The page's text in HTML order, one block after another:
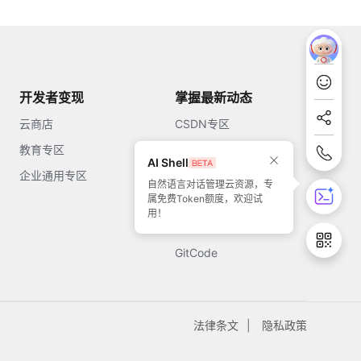
AI Shell
自然语言对话管理云资源，专
属免费Token额度，欢迎试
用！
开发者变现
云商店
教育专区
企业通用专区
掌握最新动态
CSDN专区
51CTO
GitCode
法律条文 隐私政策